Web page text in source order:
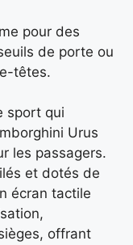
pour des
de porte ou
têtes.
sport qui
Urus
les passagers.
et dotés de
écran tactile
offrant